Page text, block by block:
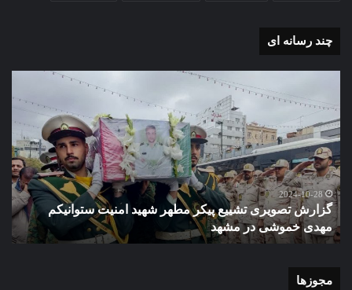
چند رسانه ای
تشییع
پیکر
مطهر
شهید
امنیت
ستوانیکم
مهدی
خموشی
در
2024-10-28
گزارش تصویری تشییع پیکر مطهر شهید امنیت ستوانیکم
مهدی خموشی در مشهد
با
مجوزها